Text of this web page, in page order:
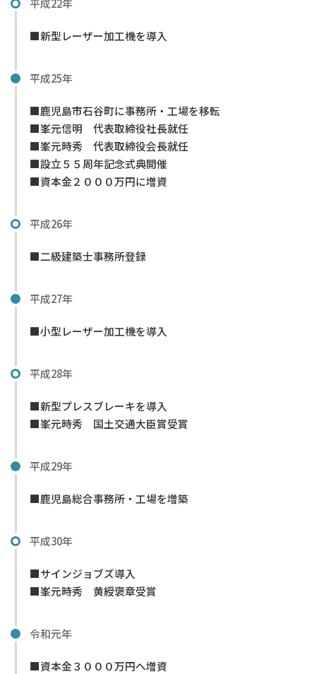
平成22年
■新型レーザー加工機を導入
平成25年
■鹿児島市石谷町に事務所・工場を移転
■峯元信明 代表取締役社長就任
■峯元時秀 代表取締役会長就任
■設立５５周年記念式典開催
■資本金２０００万円に増資
平成26年
■二級建築士事務所登録
平成27年
■小型レーザー加工機を導入
平成28年
■新型プレスブレーキを導入
■峯元時秀 国土交通大臣賞受賞
平成29年
■鹿児島総合事務所・工場を増築
平成30年
■サインジョブズ導入
■峯元時秀 黄綬褒章受賞
令和元年
■資本金３０００万円へ増資